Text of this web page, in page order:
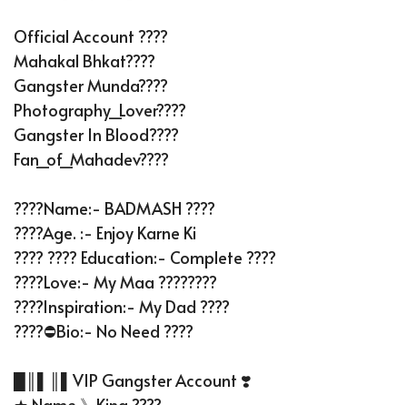
Official Account ????
Mahakal Bhkat????
Gangster Munda????
Photography_Lover????
Gangster In Blood????
Fan_of_Mahadev????
????Name:- BADMASH ????
????Age. :- Enjoy Karne Ki
???? ???? Education:- Complete ????
????Love:- My Maa ????????
????Inspiration:- My Dad ????
????⛔Bio:- No Need ????
█║▌║▌VIP Gangster Account ❣️